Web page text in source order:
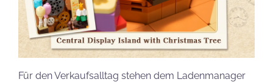
Für den Verkaufsalltag stehen dem Ladenmanager